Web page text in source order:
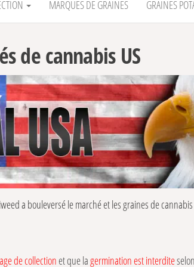
MARQUES DE GRAINES GRAINES
de cannabis US
a bouleversé le marché et les graines de
est le berceau de variétés exceptionnelles et
ici les variétés californiennes, puissantes, riches
Exotic Genetix ou Elev’8 Seeds.
de collectionet que lagermination est interdite